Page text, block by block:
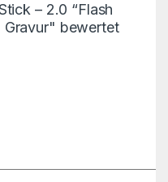
– 2.0 “Flash
Gravur" bewertet